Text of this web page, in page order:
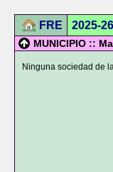
FRE 2025-26
MUNICIPIO ::
Ninguna sociedad de